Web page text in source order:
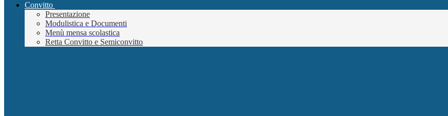
Convitto
Presentazione
Modulistica e Documenti
Menù mensa scolastica
Retta Convitto e Semiconvitto